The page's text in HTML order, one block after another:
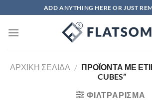
στο
περιεχόμενο
ADD ANYTHING HERE OR JUST
ΑΡΧΙΚΉ ΣΕΛΊΔΑ / ΠΡΟΪΌΝΤΑ ΜΕ
CUBES”
ΦΙΛΤΡΆΡΙΣΜΑ